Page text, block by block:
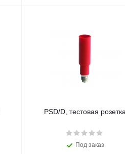
PSD/D, тестовая розетка
Под заказ